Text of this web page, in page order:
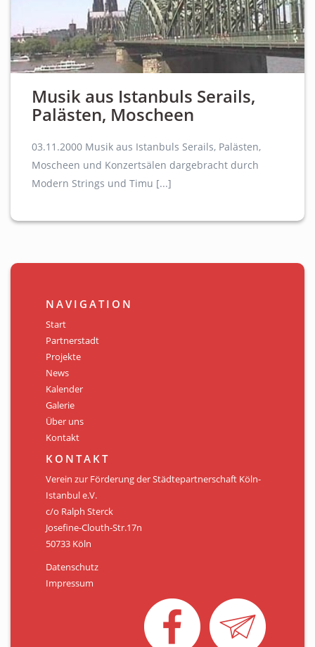
Musik aus Istanbuls Serails,
Palästen, Moscheen
03.11.2000 Musik aus Istanbuls Serails, Palästen,
Moscheen und Konzertsälen dargebracht durch
Modern Strings und Timu [...]
NAVIGATION
Start
Partnerstadt
Projekte
News
Kalender
Galerie
Über uns
Kontakt
KONTAKT
Verein zur Förderung der Städtepartnerschaft Köln-
Istanbul e.V.
c/o Ralph Sterck
Josefine-Clouth-Str.17n
50733 Köln
Datenschutz
Impressum